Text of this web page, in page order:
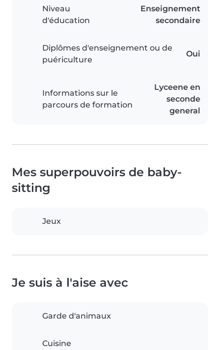
Niveau
d'éducation
Enseignement
secondaire
Diplômes d'enseignement ou de
puériculture
Oui
Informations sur le
parcours de formation
Lyceene en
seconde
general
Mes superpouvoirs de baby-
sitting
Jeux
Je suis à l'aise avec
Garde d'animaux
Cuisine